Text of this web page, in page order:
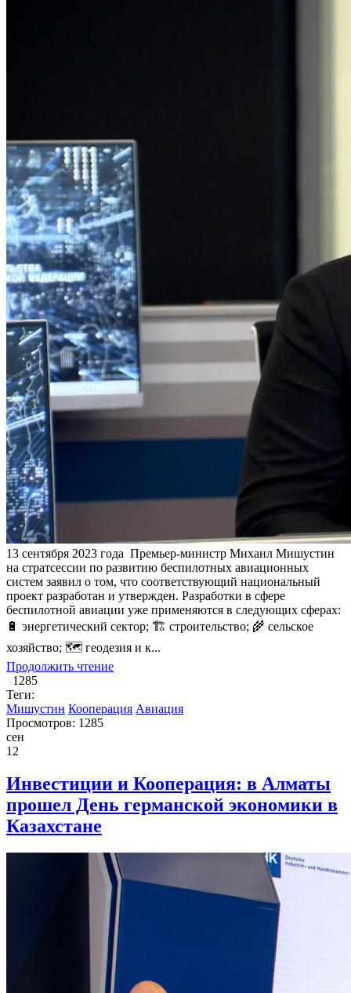
​13 сентября 2023 года Премьер-министр Михаил Мишустин
на стратсессии по развитию беспилотных авиационных
систем заявил о том, что соответствующий национальный
проект разработан и утвержден. Разработки в сфере
беспилотной авиации уже применяются в следующих сферах:
🔋 энергетический сектор; 🏗 строительство; 🌾 сельское
хозяйство; 🗺 геодезия и к...
Продолжить чтение
1285
Теги:
Мишустин Кооперация Авиация
Просмотров: 1285
сен
12
Инвестиции и Кооперация: в Алматы
прошел День германской экономики в
Казахстане